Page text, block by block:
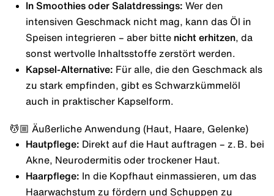
In Smoothies oder Salatdressings: Wer den
intensiven Geschmack nicht mag, kann das Öl in
Speisen integrieren – aber bitte nicht erhitzen, da
sonst wertvolle Inhaltsstoffe zerstört werden.
Kapsel-Alternative: Für alle, die den Geschmack als
zu stark empfinden, gibt es Schwarzkümmelöl
auch in praktischer Kapselform.
💆🏼 Äußerliche Anwendung (Haut, Haare, Gelenke)
Hautpflege: Direkt auf die Haut auftragen – z. B. bei
Akne, Neurodermitis oder trockener Haut.
Haarpflege: In die Kopfhaut einmassieren, um das
Haarwachstum zu fördern und Schuppen zu